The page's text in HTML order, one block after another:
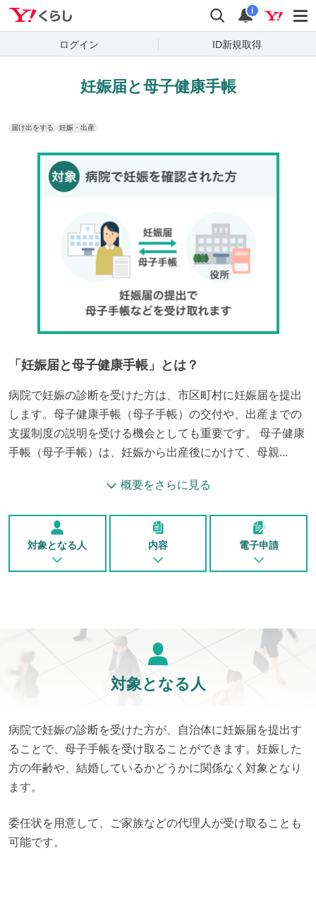
検索 通知
i
ログイン ID新規取得
妊娠届と母子健康手帳
届け出をする 妊娠・出産
「 妊娠届と母子健康手帳 」とは？
病院で妊娠の診断を受けた方は、市区町村に妊娠届を提出
します。母子健康手帳（母子手帳）の交付や、出産までの
支援制度の説明を受ける機会としても重要です。 母子健康
手帳（母子手帳）は、妊娠から出産後にかけて、母親...
概要をさらに見る
対象となる人 内容 電子申請
対象となる人
病院で妊娠の診断を受けた方が、自治体に妊娠届を提出す
ることで、母子手帳を受け取ることができます。妊娠した
方の年齢や、結婚しているかどうかに関係なく対象となり
ます。
委任状を用意して、ご家族などの代理人が受け取ることも
可能です。